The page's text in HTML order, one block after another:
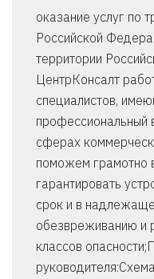
оказание услуг по
Российской
территории
ЦентрКонсалт
специалистов,
профессиональный
сферах
поможем грамотно
гарантировать
срок и в
обезвреживанию
классов